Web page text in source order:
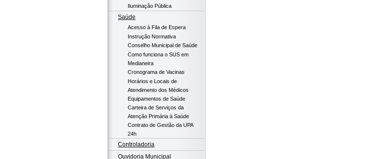
Iluminação Pública
Saúde
Acesso à Fila de Espera
Instrução Normativa
Conselho Municipal de Saúde
Como funciona o SUS em
Medianeira
Cronograma de Vacinas
Horários e Locais de
Atendimento dos Médicos
Equipamentos de Saúde
Carteira de Serviços da
Atenção Primária à Saúde
Contrato de Gestão da UPA
24h
Controladoria
Ouvidoria Municipal